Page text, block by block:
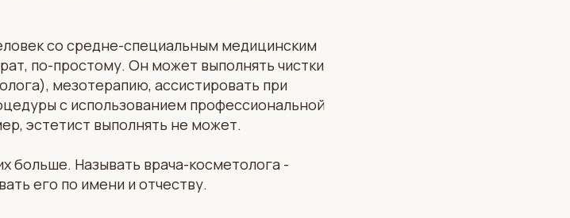
со средне-специальным медицинским
по-простому. Он может выполнять чистки
мезотерапию, ассистировать при
с использованием профессиональной
эстетист выполнять не может.
больше. Называть врача-косметолога -
его по имени и отчеству.